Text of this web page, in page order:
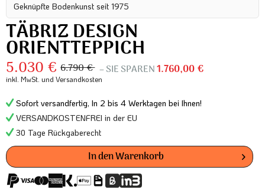
Geknüpfte Bodenkunst seit 1975
TÄBRIZ DESIGN
ORIENTTEPPICH
5.030 € 6.790 € – SIE SPAREN1.760,00 €
inkl. MwSt. und Versandkosten
Sofort versandfertig, In 2 bis 4 Werktagen bei Ihnen!
VERSANDKOSTENFREI in der EU
30 Tage Rückgaberecht
In denWarenkorb